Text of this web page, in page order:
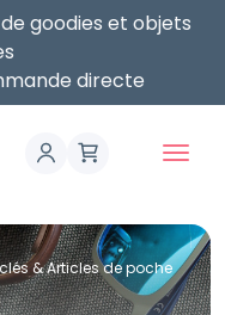
goodies et objets
directe
& Articles de poche